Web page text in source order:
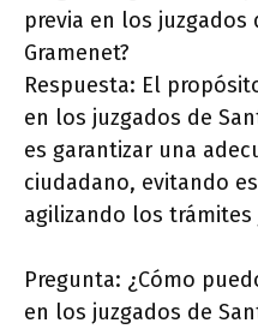
previa en los juzgados
Gramenet?
Respuesta: El
en los juzgados de
es garantizar una
ciudadano, evitando
agilizando los trámites
Pregunta: ¿Cómo
en los juzgados de